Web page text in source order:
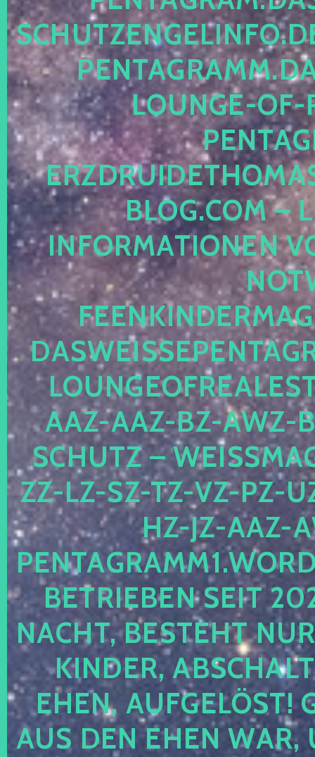
OUNGE-OF-
LOG.COM –
NFORMATIONEN
AZ-AAZ-BZ-AWZ-
CHUTZ –
-LZ-SZ-TZ-VZ-PZ-UZ-
-JZ-AAZ-
TRIEBEN SEIT 2024
CHT, BESTEHT NUR
NDER,
EN, AUFGELÖST!
S DEN EHEN WAR,